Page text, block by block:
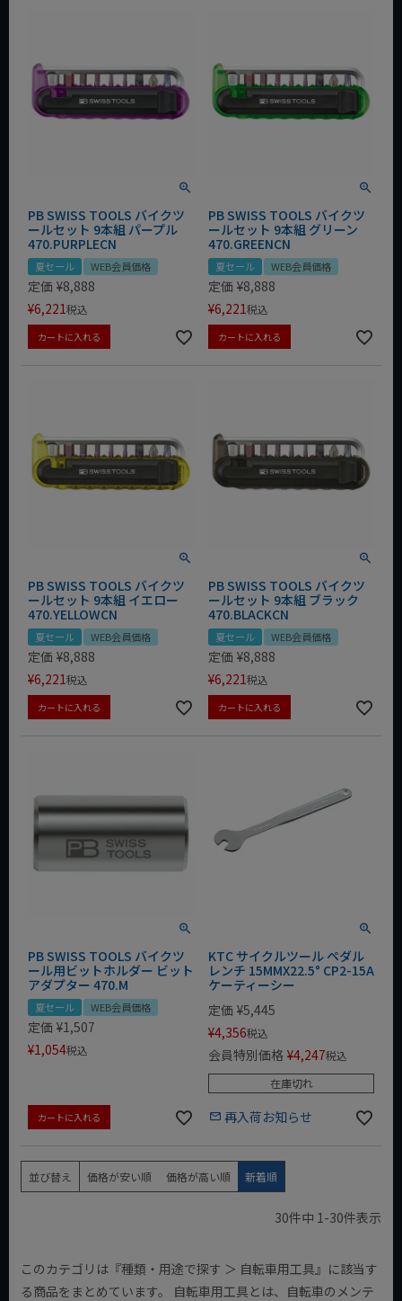
PB SWISS TOOLS バイクツ
ールセット 9本組 パープル
470.PURPLECN
夏セール WEB会員価格
定価 ¥8,888
¥6,221税込
カートに入れる
PB SWISS TOOLS バイクツ
ールセット 9本組 グリーン
470.GREENCN
夏セール WEB会員価格
定価 ¥8,888
¥6,221税込
カートに入れる
PB SWISS TOOLS バイクツ
ールセット 9本組 イエロー
470.YELLOWCN
夏セール WEB会員価格
定価 ¥8,888
¥6,221税込
カートに入れる
PB SWISS TOOLS バイクツ
ールセット 9本組 ブラック
470.BLACKCN
夏セール WEB会員価格
定価 ¥8,888
¥6,221税込
カートに入れる
PB SWISS TOOLS バイクツ
ール用ビットホルダー ビット
アダプター 470.M
夏セール WEB会員価格
定価 ¥1,507
¥1,054税込
カートに入れる
KTC サイクルツール ペダル
レンチ 15MMX22.5° CP2-15A
ケーティーシー
定価 ¥5,445
¥4,356税込
会員特別価格 ¥4,247税込
在庫切れ
再入荷お知らせ
並び替え 価格が安い順 価格が高い順 新着順
30件中 1-30件表示
このカテゴリは『種類・用途で探す ＞ 自転車用工具』に該当す
る商品をまとめています。 自転車用工具とは、自転車のメンテ